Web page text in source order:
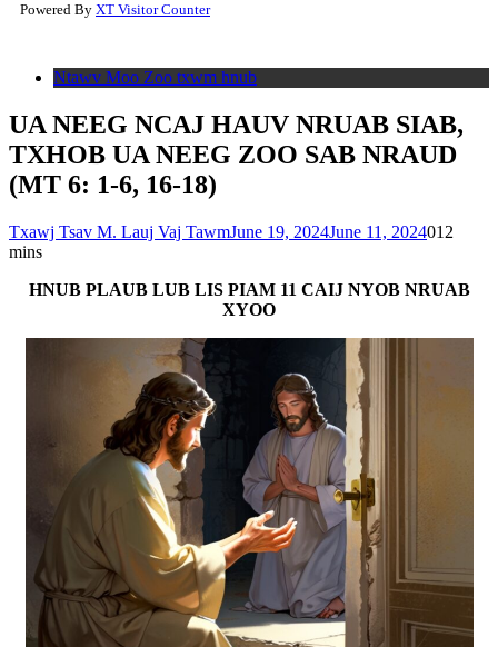
Powered By XT Visitor Counter
Ntawv Moo Zoo txwm hnub
UA NEEG NCAJ HAUV NRUAB SIAB,
TXHOB UA NEEG ZOO SAB NRAUD
(MT 6: 1-6, 16-18)
Txawj Tsav M. Lauj Vaj TawmJune 19, 2024June 11, 2024012
mins
HNUB PLAUB LUB LIS PIAM 11 CAIJ NYOB NRUAB
XYOO